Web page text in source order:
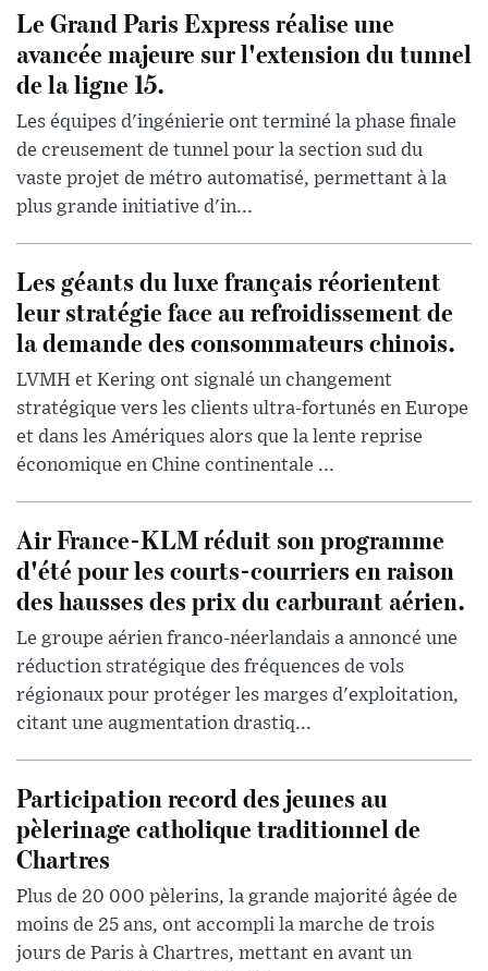
Le Grand Paris Express réalise une
avancée majeure sur l'extension du tunnel
de la ligne 15.
Les équipes d'ingénierie ont terminé la phase finale
de creusement de tunnel pour la section sud du
vaste projet de métro automatisé, permettant à la
plus grande initiative d'in...
Les géants du luxe français réorientent
leur stratégie face au refroidissement de
la demande des consommateurs chinois.
LVMH et Kering ont signalé un changement
stratégique vers les clients ultra-fortunés en Europe
et dans les Amériques alors que la lente reprise
économique en Chine continentale ...
Air France-KLM réduit son programme
d'été pour les courts-courriers en raison
des hausses des prix du carburant aérien.
Le groupe aérien franco-néerlandais a annoncé une
réduction stratégique des fréquences de vols
régionaux pour protéger les marges d'exploitation,
citant une augmentation drastiq...
Participation record des jeunes au
pèlerinage catholique traditionnel de
Chartres
Plus de 20 000 pèlerins, la grande majorité âgée de
moins de 25 ans, ont accompli la marche de trois
jours de Paris à Chartres, mettant en avant un